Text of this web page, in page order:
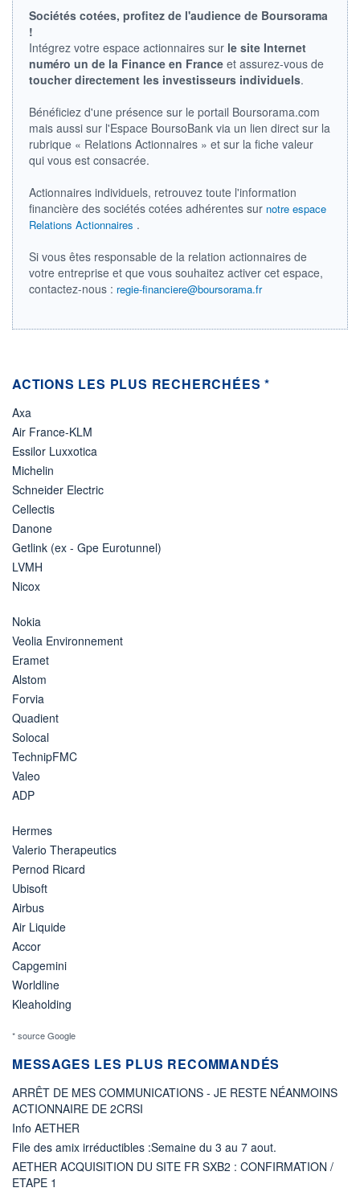
0,000 0,000
ESTIMÉ 2026
-
2026
-
DERNIER
0,00 EUR
DATE
-
PROCHAIN
DIVIDENDE
-
ÉLIGIBILITÉ
Non éligible
Boursobank
Sociétés cotées, profitez de l'audience de Boursorama
!
Intégrez votre espace actionnaires sur le site Internet
numéro un de la Finance en France et assurez-vous de
toucher directement les investisseurs individuels.
Bénéficiez d'une présence sur le portail Boursorama.com
mais aussi sur l'Espace BoursoBank via un lien direct sur la
rubrique « Relations Actionnaires » et sur la fiche valeur
qui vous est consacrée.
Actionnaires individuels, retrouvez toute l'information
financière des sociétés cotées adhérentes sur notre espace
Relations Actionnaires .
Si vous êtes responsable de la relation actionnaires de
votre entreprise et que vous souhaitez activer cet espace,
contactez-nous : regie-financiere@boursorama.fr
ACTIONS LES PLUS RECHERCHÉES *
Axa
Air France-KLM
Essilor Luxxotica
Michelin
Schneider Electric
Cellectis
Danone
Getlink (ex - Gpe Eurotunnel)
LVMH
Nicox
Nokia
Veolia Environnement
Eramet
Alstom
Forvia
Quadient
Solocal
TechnipFMC
Valeo
ADP
Hermes
Valerio Therapeutics
Pernod Ricard
Ubisoft
Airbus
Air Liquide
Accor
Capgemini
Worldline
Kleaholding
* source Google
MESSAGES LES PLUS RECOMMANDÉS
ARRÊT DE MES COMMUNICATIONS - JE RESTE NÉANMOINS
ACTIONNAIRE DE 2CRSI
Info AETHER
File des amix irréductibles :Semaine du 3 au 7 aout.
AETHER ACQUISITION DU SITE FR SXB2 : CONFIRMATION /
ETAPE 1